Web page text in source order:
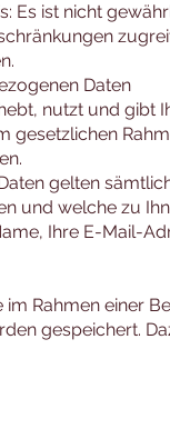
Es ist nicht
Daten
nutzt und gibt
gesetzlichen
gelten
und welche zu
Ihre E-Mail-
im Rahmen einer
gespeichert.